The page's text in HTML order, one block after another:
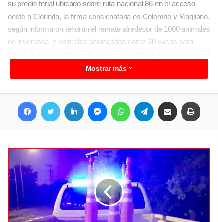
su predio ferial ubicado sobre ruta nacional 86 en el acceso
oeste a Clorinda, la firma consignataria es Colombo y Magliano,
según informaron tendrán el remate alrededor de 1000 animales
de invernada, y animales destacados como 30 vacas para
vaquilla elite, 1 padrillo montado, 2 yeguas y un importante lote
de ganado menor. Para conocer más detalles dejan habilitada
una línea de contacto que es el 3718 577844.
Mostrar más
Facebook Twitter LinkedIn MessengerWhatsApp Telegram Compartir por correo electrónico